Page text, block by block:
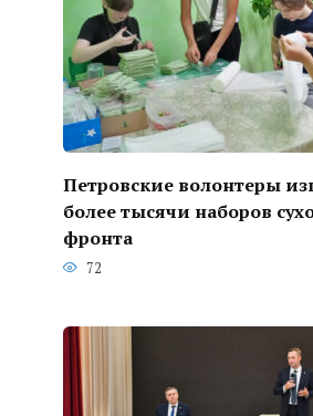
Петровские волонтеры
более тысячи наборов
фронта
72